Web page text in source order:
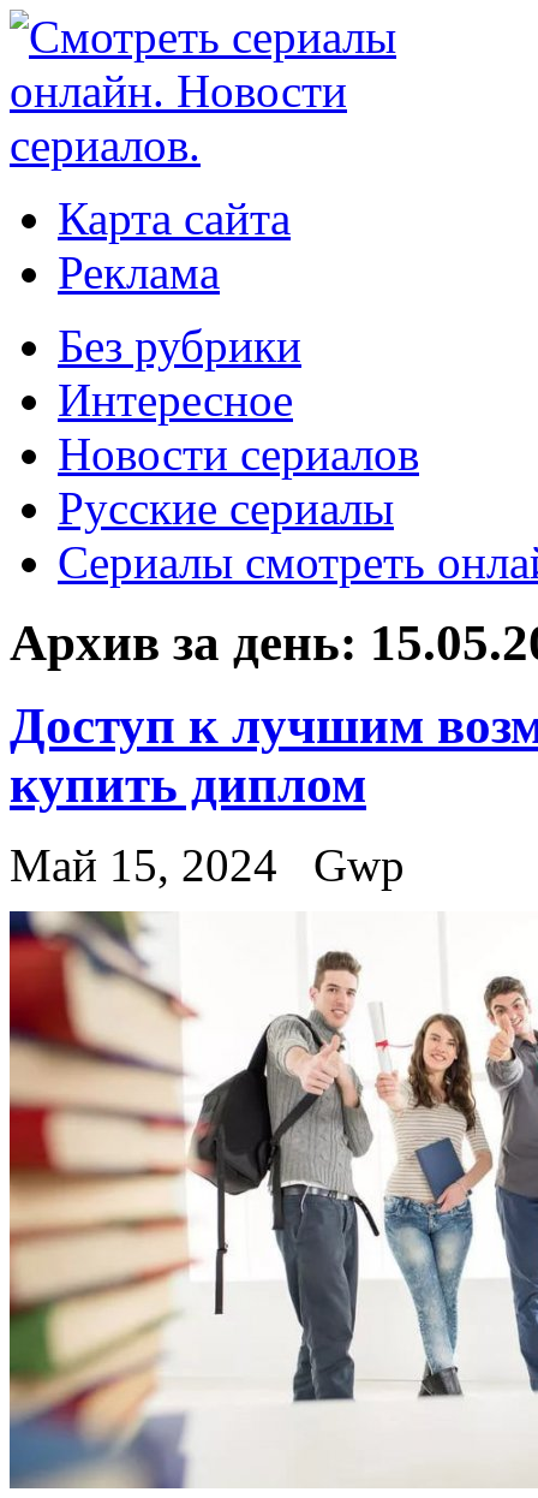
Карта сайта
Реклама
Без рубрики
Интересное
Новости сериалов
Русские сериалы
Сериалы смотреть
Архив за день:
Доступ к лучшим
купить диплом
Май 15, 2024 Gwp